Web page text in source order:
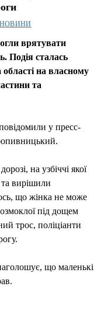
НОВИНИ
врятувати
Подія сталась
на власному
та
у пресс-
на узбіччі якої
вирішили
що жінка не може
під дощем
трос, поліціанти
що маленькі